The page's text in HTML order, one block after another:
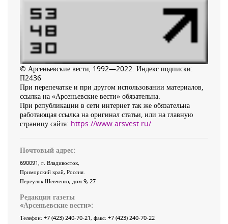
© Арсеньевские вести, 1992—2022. Индекс подписки:
П2436
При перепечатке и при другом использовании материалов,
ссылка на «Арсеньевские вести» обязательна.
При републикации в сети интернет так же обязательна
работающая ссылка на оригинал статьи, или на главную
страницу сайта: https://www.arsvest.ru/
Почтовый адрес:
690091, г. Владивосток,
Приморский край, Россия
Переулок Шевченко, дом 9, 27
Редакция газеты
«Арсеньевские вести»:
Телефон: +7 (423) 240-70-21, факс: +7 (423) 240-70-22